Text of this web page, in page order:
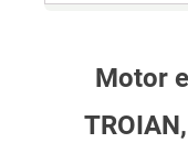
Motor